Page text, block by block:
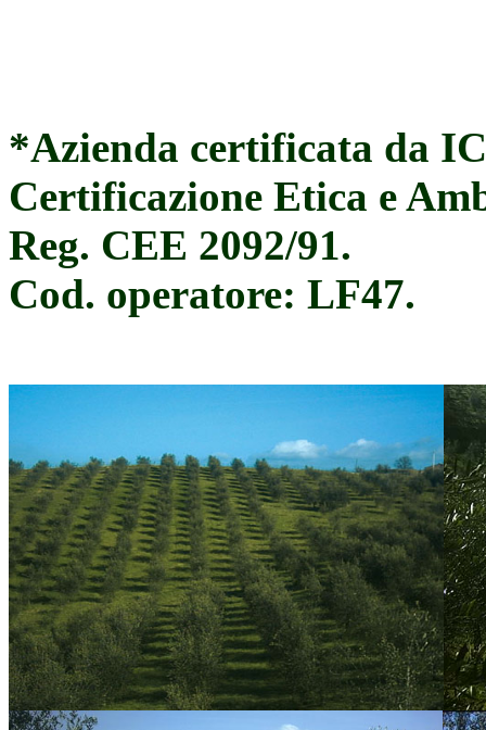
*Azienda certificata da
Certificazione Etica e
Reg. CEE 2092/91.
Cod. operatore: LF47.